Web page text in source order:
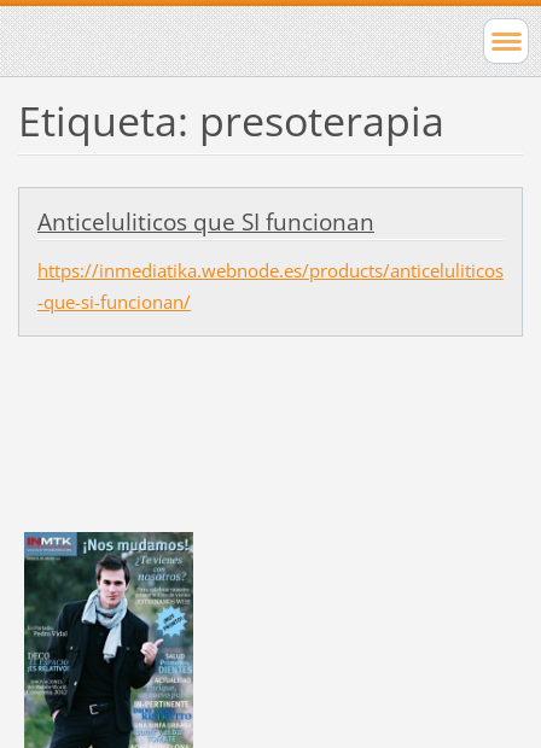
Etiqueta: presoterapia
Anticeluliticos que SI funcionan
https://inmediatika.webnode.es/products/anticeluliticos
-que-si-funcionan/